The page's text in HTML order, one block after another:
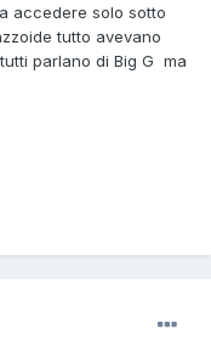
accedere solo sotto
tutto avevano
parlano di Big G ma